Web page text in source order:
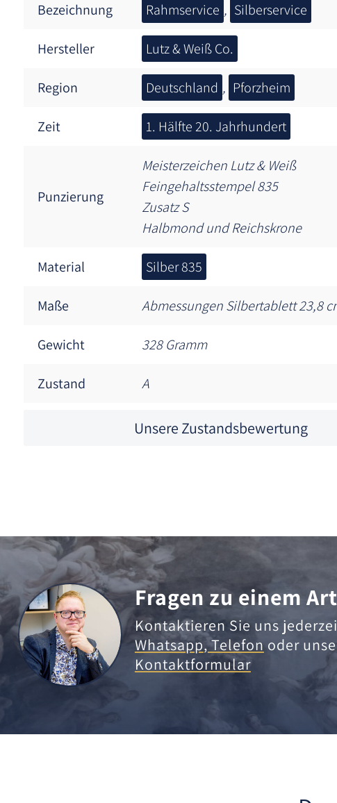
Bezeichnung Rahmservice , Silberservice
Hersteller Lutz & Weiß Co.
Region Deutschland , Pforzheim
Zeit 1. Hälfte 20. Jahrhundert
Punzierung
Meisterzeichen Lutz & Weiß
Feingehaltsstempel 835
Zusatz S
Halbmond und Reichskrone
Material Silber 835
Maße Abmessungen Silbertablett 23,8
Gewicht 328 Gramm
Zustand A
Unsere Zustandsbewertung
Fragen zu einem
Kontaktieren Sie uns
Whatsapp,Telefonoder
Kontaktformular